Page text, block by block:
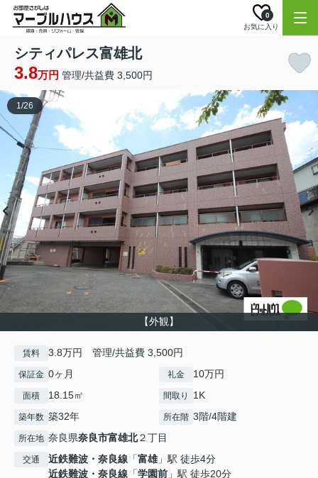
お気に入り
0
シティパレス富雄北
3.8万円 管理/共益費 3,500円
【外観】
1/26
賃料 3.8万円 管理/共益費 3,500円
保証金 0ヶ月 礼金 10万円
面積 18.15㎡ 間取り 1K
築年数 築32年 所在階 3階/4階建
所在地 奈良県奈良市富雄北２丁目
交通 近鉄難波・奈良線 「富雄」駅 徒歩4分
近鉄難波・奈良線 「学園前 」駅 徒歩20分